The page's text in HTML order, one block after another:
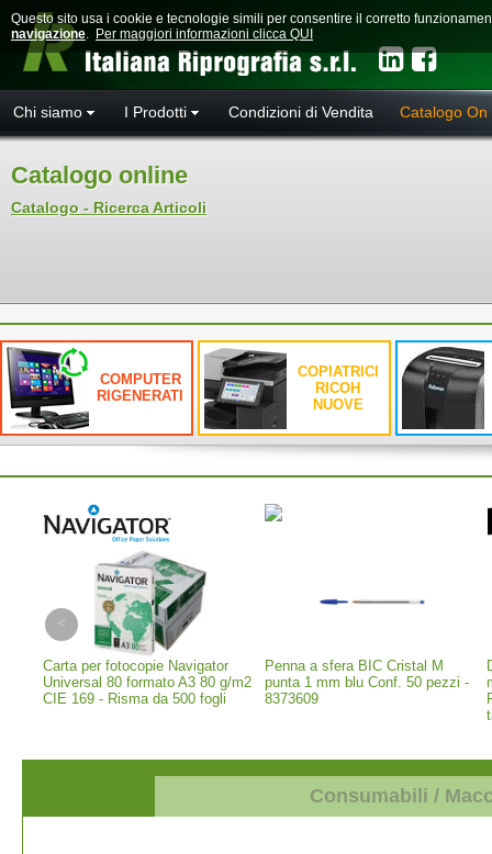
Questo sito usa i cookie e tecnologie simili per consentire il corretto
navigazione. Per maggiori informazioni clicca QUI
Chi siamo I Prodotti Condizioni di Vendita Catalogo On
Catalogo online
Catalogo - Ricerca Articoli
COMPUTER
RIGENERATI
COPIATRICI
RICOH
NUOVE
Carta per fotocopie Navigator
Universal 80 formato A3 80 g/m2
CIE 169 - Risma da 500 fogli
Penna a sfera BIC Cristal M
punta 1 mm blu Conf. 50 pezzi -
8373609
Consumabili /